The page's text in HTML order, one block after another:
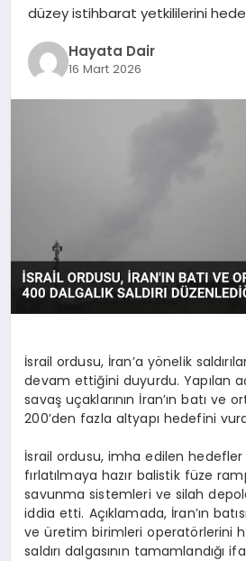
NEDIR?
OYUN
düzey istihbarat yetkililerini hedef
Hayata Dair
16 Mart 2026
İsrail ordusu, İran’a yönelik
devam ettiğini duyurdu. Yapılan
savaş uçaklarının İran’ın batı ve
200’den fazla altyapı hedefini
İsrail ordusu, imha edilen hedefler
fırlatılmaya hazır balistik füze
savunma sistemleri ve silah
iddia etti. Açıklamada, İran’ın
ve üretim birimleri operatörlerini
saldırı dalgasının tamamlandığı